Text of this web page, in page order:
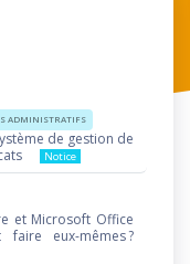
ADMINISTRATIFS
de gestion de
Notice
et Microsoft Office
eux-mêmes ?